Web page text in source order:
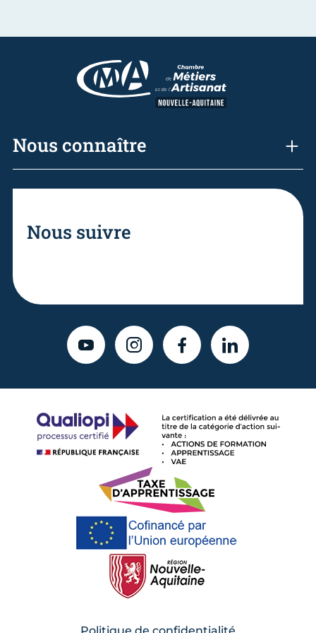
Nous connaître
Nous suivre
YOUTUBEINSTAGRAMFACEBOOKLINKEDIN